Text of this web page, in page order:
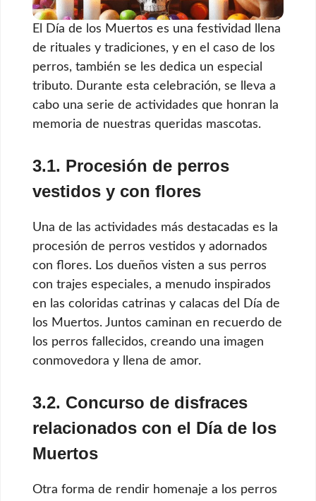
El Día de los Muertos es una festividad llena
de rituales y tradiciones, y en el caso de los
perros, también se les dedica un especial
tributo. Durante esta celebración, se lleva a
cabo una serie de actividades que honran la
memoria de nuestras queridas mascotas.
3.1. Procesión de perros
vestidos y con flores
Una de las actividades más destacadas es la
procesión de perros vestidos y adornados
con flores. Los dueños visten a sus perros
con trajes especiales, a menudo inspirados
en las coloridas catrinas y calacas del Día de
los Muertos. Juntos caminan en recuerdo de
los perros fallecidos, creando una imagen
conmovedora y llena de amor.
3.2. Concurso de disfraces
relacionados con el Día de los
Muertos
Otra forma de rendir homenaje a los perros